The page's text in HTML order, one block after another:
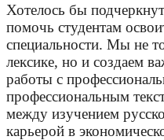
Хотелось бы
помочь студентам
специальности. Мы не
лексике, но и создаем
работы с
профессиональным
между изучением
карьерой в